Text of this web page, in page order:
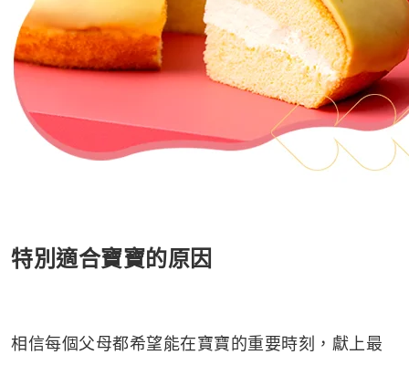
特別適合寶寶的原因
相信每個父母都希望能在寶寶的重要時刻，獻上最